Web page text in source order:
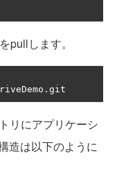
pullします。
リにアプリケーシ
造は以下のように